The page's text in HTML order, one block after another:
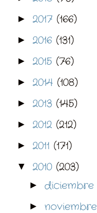
► 2017 (166)
► 2016 (131)
► 2015 (76)
► 2014 (108)
► 2013 (145)
► 2012 (212)
► 2011 (171)
▼ 2010 (203)
► diciembre
► noviembre